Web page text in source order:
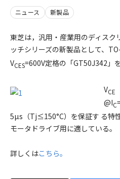
ニュース 新製品
東芝は，汎用・産業用のディス
ッチシリーズの新製品として、
VCES=600V定格の「GT50J342」
VCE
@IC
5µs（Tj≤150°C）を保証す る特
モータドライブ用に適している。
詳しくはこちら。